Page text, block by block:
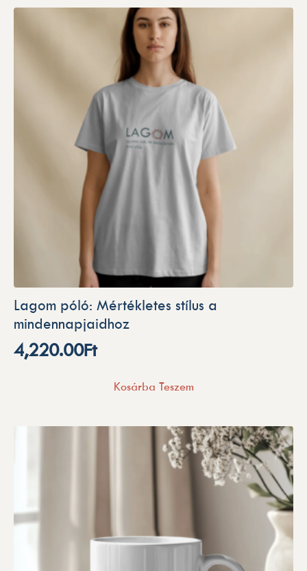
Lagom póló: Mértékletes stílus a
mindennapjaidhoz
4,220.00Ft
Kosárba Teszem